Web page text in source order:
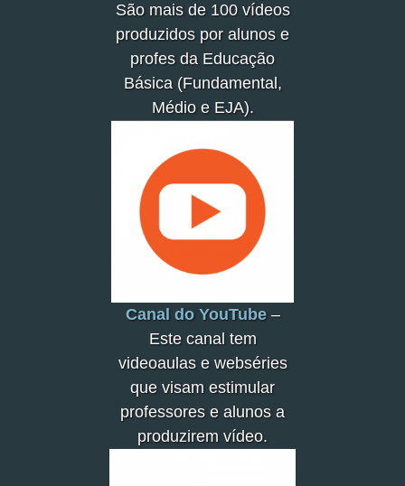
São mais de 100 vídeos
produzidos por alunos e
profes da Educação
Básica (Fundamental,
Médio e EJA).
Canal do YouTube –
Este canal tem
videoaulas e webséries
que visam estimular
professores e alunos a
produzirem vídeo.